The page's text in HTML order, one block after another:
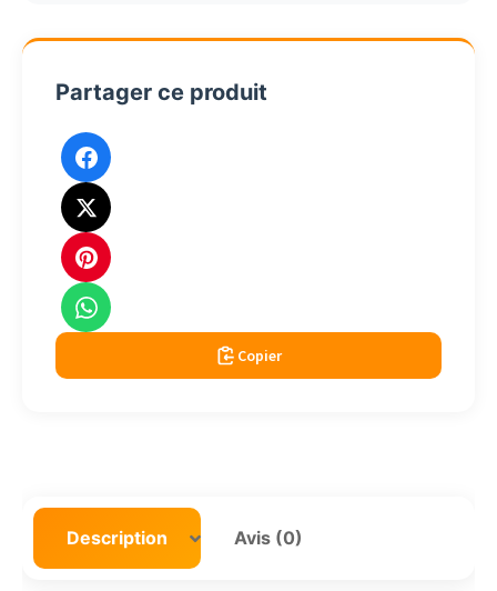
HPL
béton
D50cm
TAO8101
Partager ce produit
Copier
Description Avis (0)